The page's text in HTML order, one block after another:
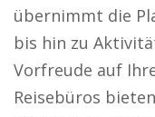
übernimmt die
bis hin zu
Vorfreude auf
Reisebüros